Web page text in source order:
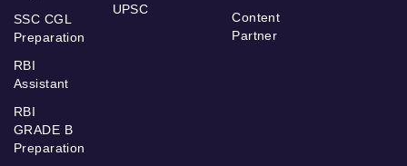
SSC CGL
Preparation
RBI
Assistant
RBI
GRADE B
Preparation
UPSC
Content
Partner